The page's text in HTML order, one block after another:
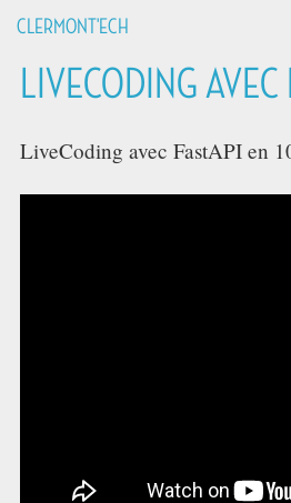
CLERMONT'ECH
MANIFESTO
API HOURS
LIVECODING AVEC
LiveCoding avec FastAPI en